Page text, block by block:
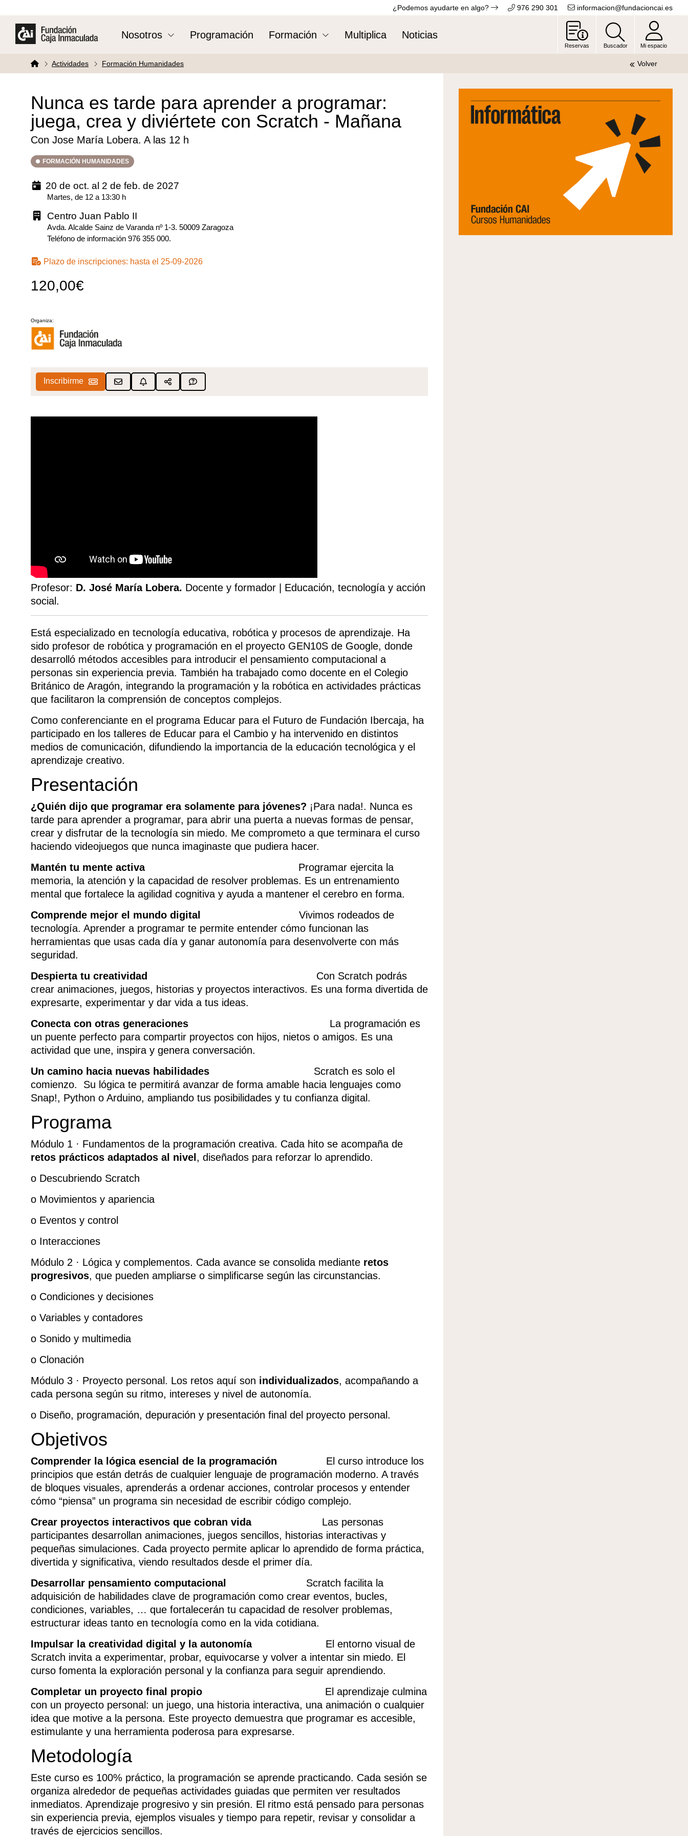
¿Podemos ayudarte en algo? 976 290 301 informacion@fundacioncai.es
Nosotros Programación Formación Multiplica Noticias
Reservas Buscador Mi espacio
Actividades Formación Humanidades Volver
Nunca es tarde para aprender a programar:
juega, crea y diviértete con Scratch - Mañana
Con Jose María Lobera. A las 12 h
FORMACIÓN HUMANIDADES
20 de oct. al 2 de feb. de 2027
Martes, de 12 a 13:30 h
Centro Juan Pablo II
Avda. Alcalde Sainz de Varanda nº 1-3. 50009 Zaragoza
Teléfono de información 976 355 000.
Plazo de inscripciones: hasta el 25-09-2026
120,00€
Organiza:
Inscribirme
Profesor: D. José María Lobera. Docente y formador | Educación, tecnología y acción
social.
Está especializado en tecnología educativa, robótica y procesos de aprendizaje. Ha
sido profesor de robótica y programación en el proyecto GEN10S de Google, donde
desarrolló métodos accesibles para introducir el pensamiento computacional a
personas sin experiencia previa. También ha trabajado como docente en el Colegio
Británico de Aragón, integrando la programación y la robótica en actividades prácticas
que facilitaron la comprensión de conceptos complejos.
Como conferenciante en el programa Educar para el Futuro de Fundación Ibercaja, ha
participado en los talleres de Educar para el Cambio y ha intervenido en distintos
medios de comunicación, difundiendo la importancia de la educación tecnológica y el
aprendizaje creativo.
Presentación
¿Quién dijo que programar era solamente para jóvenes? ¡Para nada!. Nunca es
tarde para aprender a programar, para abrir una puerta a nuevas formas de pensar,
crear y disfrutar de la tecnología sin miedo. Me comprometo a que terminara el curso
haciendo videojuegos que nunca imaginaste que pudiera hacer.
Mantén tu mente activaProgramar ejercita la
memoria, la atención y la capacidad de resolver problemas. Es un entrenamiento
mental que fortalece la agilidad cognitiva y ayuda a mantener el cerebro en forma.
Comprende mejor el mundo digital Vivimos rodeados de
tecnología. Aprender a programar te permite entender cómo funcionan las
herramientas que usas cada día y ganar autonomía para desenvolverte con más
seguridad.
Despierta tu creatividad
Con Scratch podrás
crear animaciones, juegos, historias y proyectos interactivos. Es una forma divertida de
expresarte, experimentar y dar vida a tus ideas.
Conecta con otras generaciones La programación es
un puente perfecto para compartir proyectos con hijos, nietos o amigos. Es una
actividad que une, inspira y genera conversación.
Un camino hacia nuevas habilidades Scratch es solo el
comienzo. Su lógica te permitirá avanzar de forma amable hacia lenguajes como
Snap!, Python o Arduino, ampliando tus posibilidades y tu confianza digital.
Programa
Módulo 1 · Fundamentos de la programación creativa. Cada hito se acompaña de
retos prácticos adaptados al nivel , diseñados para reforzar lo aprendido.
o Descubriendo Scratch
o Movimientos y apariencia
o Eventos y control
o Interacciones
Módulo 2 · Lógica y complementos. Cada avance se consolida mediante retos
progresivos, que pueden ampliarse o simplificarse según las circunstancias.
o Condiciones y decisiones
o Variables y contadores
o Sonido y multimedia
o Clonación
Módulo 3 · Proyecto personal. Los retos aquí son individualizados, acompañando a
cada persona según su ritmo, intereses y nivel de autonomía.
o Diseño, programación, depuración y presentación final del proyecto personal.
Objetivos
Comprender la lógica esencial de la programación El curso introduce los
principios que están detrás de cualquier lenguaje de programación moderno. A través
de bloques visuales, aprenderás a ordenar acciones, controlar procesos y entender
cómo “piensa” un programa sin necesidad de escribir código complejo.
Crear proyectos interactivos que cobran vidaLas personas
participantes desarrollan animaciones, juegos sencillos, historias interactivas y
pequeñas simulaciones. Cada proyecto permite aplicar lo aprendido de forma práctica,
divertida y significativa, viendo resultados desde el primer día.
Desarrollar pensamiento computacional
Scratch facilita la
adquisición de habilidades clave de programación como crear eventos, bucles,
condiciones, variables, … que fortalecerán tu capacidad de resolver problemas,
estructurar ideas tanto en tecnología como en la vida cotidiana.
Impulsar la creatividad digital y la autonomía El entorno visual de
Scratch invita a experimentar, probar, equivocarse y volver a intentar sin miedo. El
curso fomenta la exploración personal y la confianza para seguir aprendiendo.
Completar un proyecto final propio El aprendizaje culmina
con un proyecto personal: un juego, una historia interactiva, una animación o cualquier
idea que motive a la persona. Este proyecto demuestra que programar es accesible,
estimulante y una herramienta poderosa para expresarse.
Metodología
Este curso es 100% práctico, la programación se aprende practicando. Cada sesión se
organiza alrededor de pequeñas actividades guiadas que permiten ver resultados
inmediatos. Aprendizaje progresivo y sin presión. El ritmo está pensado para personas
sin experiencia previa, ejemplos visuales y tiempo para repetir, revisar y consolidar a
través de ejercicios sencillos.